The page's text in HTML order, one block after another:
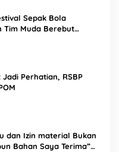
Sepak Bola
Tim Muda Berebut
Perhatian, RSBP
dan Izin material Bukan
Bahan Saya Terima”